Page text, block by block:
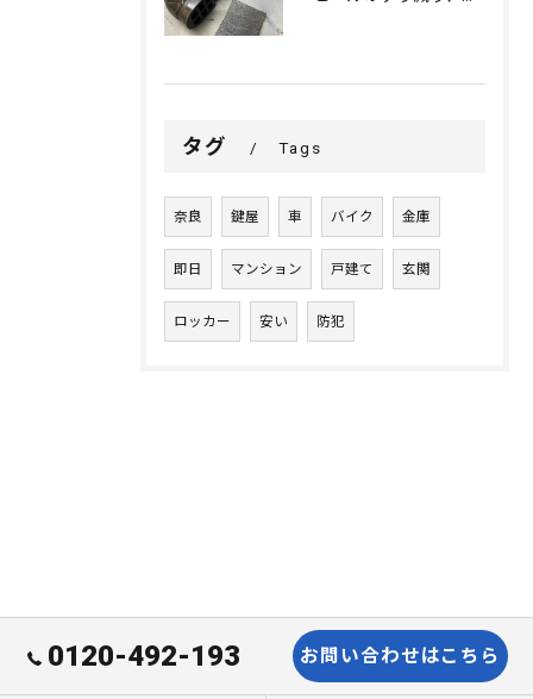
タグ Tags
奈良 鍵屋 車 バイク 金庫
即日 マンション 戸建て 玄関
ロッカー 安い 防犯
0120-492-193 お問い合わせはこちら